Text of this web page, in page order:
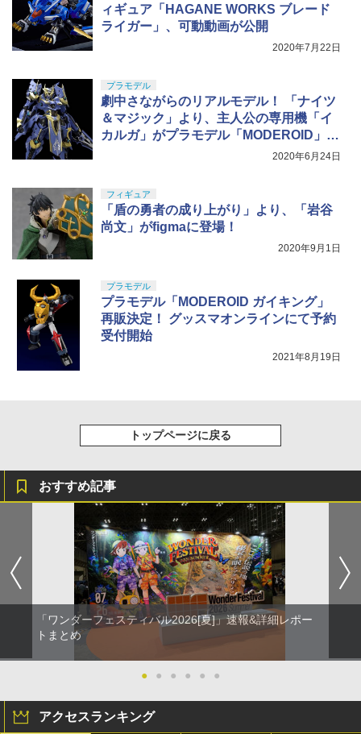
ィギュア「HAGANE WORKS ブレード
ライガー」、可動動画が公開
2020年7月22日
プラモデル
劇中さながらのリアルモデル！ 「ナイツ
＆マジック」より、主人公の専用機「イ
カルガ」がプラモデル「MODEROID」シ
2020年6月24日
フィギュア
「盾の勇者の成り上がり」より、「岩谷
尚文」がfigmaに登場！
2020年9月1日
プラモデル
プラモデル「MODEROID ガイキング」
再販決定！ グッスマオンラインにて予約
受付開始
2021年8月19日
トップページに戻る
おすすめ記事
「ワンダーフェスティバル2026[夏]」速報&詳細レポー
トまとめ
● ● ● ● ● ●
アクセスランキング